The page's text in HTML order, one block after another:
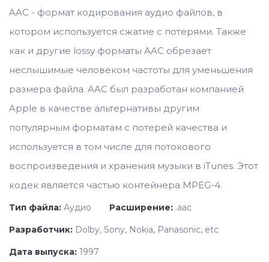
AAC - формат кодирования аудио файлов, в
котором используется сжатие с потерями. Также
как и другие lossy форматы AAC обрезает
неслышимые человеком частоты для уменьшения
размера файла. AAC был разработан компанией
Apple в качестве альтернативы другим
популярным форматам с потерей качества и
используется в том числе для потокового
воспроизведения и хранения музыки в iTunes. Этот
кодек является частью контейнера MPEG-4.
Тип файла: Аудио Расширение: .aac
Разработчик: Dolby, Sony, Nokia, Panasonic, etc
Дата выпуска: 1997